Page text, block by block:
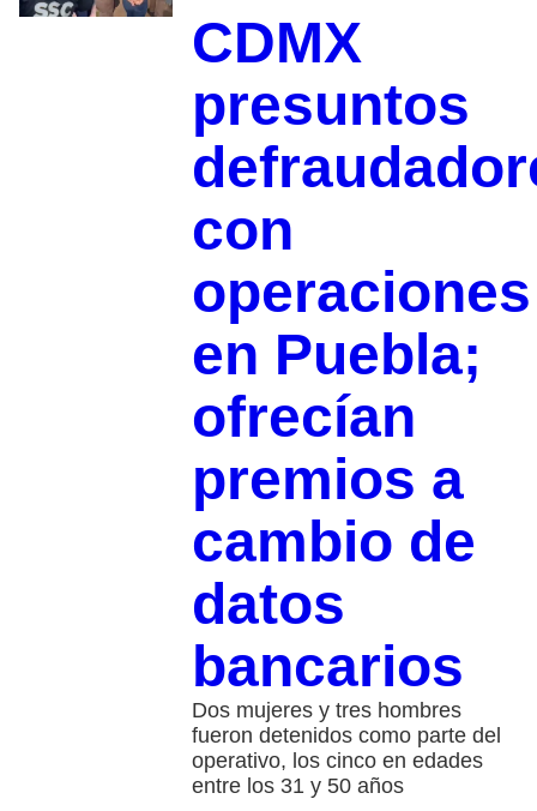
CDMX
presuntos
con
operaciones
en Puebla;
ofrecían
premios a
cambio de
datos
bancarios
Dos mujeres y tres hombres
fueron detenidos como parte del
operativo, los cinco en edades
entre los 31 y 50 años